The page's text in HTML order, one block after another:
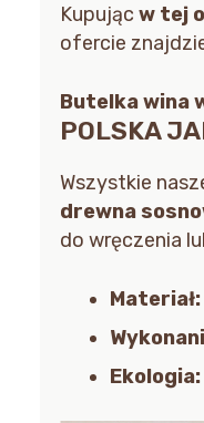
Kupując w tej
ofercie
Butelka wina
POLSKA
Wszystkie
drewna
do wręczenia
Materiał:
Ekologia: